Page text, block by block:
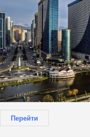
Перейти